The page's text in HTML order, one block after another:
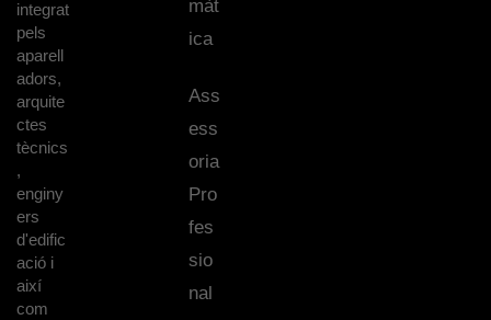
integrat
pels
aparell
adors,
arquite
ctes
tècnics
,
enginy
ers
d'edific
ació i
així
com
màt
ica
Ass
ess
oria
Pro
fes
sio
nal